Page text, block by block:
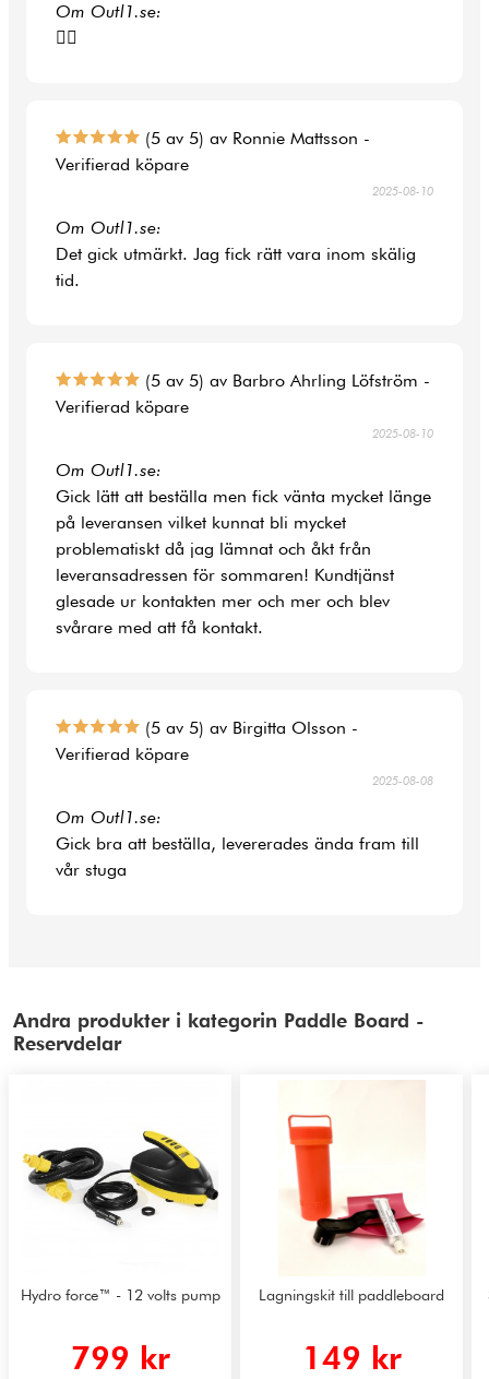
Om Outl1.se:
👍🏻
(5 av 5) av Ronnie Mattsson -
Verifierad köpare
2025-08-10
Om Outl1.se:
Det gick utmärkt. Jag fick rätt vara inom skälig
tid.
(5 av 5) av Barbro Ahrling Löfström -
Verifierad köpare
2025-08-10
Om Outl1.se:
Gick lätt att beställa men fick vänta mycket länge
på leveransen vilket kunnat bli mycket
problematiskt då jag lämnat och åkt från
leveransadressen för sommaren! Kundtjänst
glesade ur kontakten mer och mer och blev
svårare med att få kontakt.
(5 av 5) av Birgitta Olsson -
Verifierad köpare
2025-08-08
Om Outl1.se:
Gick bra att beställa, levererades ända fram till
vår stuga
Andra produkter i kategorin Paddle Board -
Reservdelar
Hydro force™ - 12 volts pump
799 kr
Lagningskit till paddleboard
149 kr